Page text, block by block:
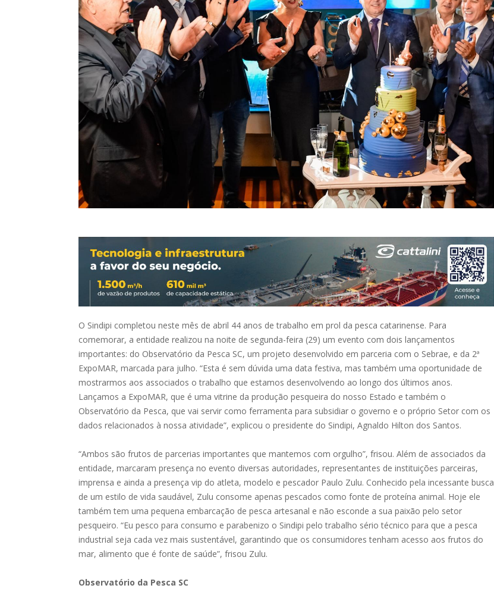
O Sindipi completou neste mês de abril 44 anos de trabalho em prol da pesca catarinense. Para
comemorar, a entidade realizou na noite de segunda-feira (29) um evento com dois lançamentos
importantes: do Observatório da Pesca SC, um projeto desenvolvido em parceria com o Sebrae, e da 2ª
ExpoMAR, marcada para julho. “Esta é sem dúvida uma data festiva, mas também uma oportunidade de
mostrarmos aos associados o trabalho que estamos desenvolvendo ao longo dos últimos anos.
Lançamos a ExpoMAR, que é uma vitrine da produção pesqueira do nosso Estado e também o
Observatório da Pesca, que vai servir como ferramenta para subsidiar o governo e o próprio Setor com os
dados relacionados à nossa atividade”, explicou o presidente do Sindipi, Agnaldo Hilton dos Santos.
“Ambos são frutos de parcerias importantes que mantemos com orgulho”, frisou. Além de associados da
entidade, marcaram presença no evento diversas autoridades, representantes de instituições parceiras,
imprensa e ainda a presença vip do atleta, modelo e pescador Paulo Zulu. Conhecido pela incessante busca
de um estilo de vida saudável, Zulu consome apenas pescados como fonte de proteína animal. Hoje ele
também tem uma pequena embarcação de pesca artesanal e não esconde a sua paixão pelo setor
pesqueiro. “Eu pesco para consumo e parabenizo o Sindipi pelo trabalho sério técnico para que a pesca
industrial seja cada vez mais sustentável, garantindo que os consumidores tenham acesso aos frutos do
mar, alimento que é fonte de saúde”, frisou Zulu.
Observatório da Pesca SC